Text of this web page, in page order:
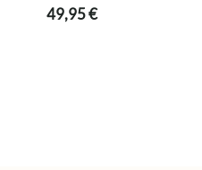
49,95€